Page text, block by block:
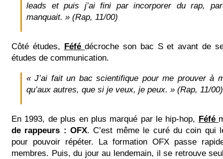
leads et puis j’ai fini par incorporer du rap,
manquait. » (Rap, 11/00)
Côté études, Féfédécroche son bac S et avant de
études de communication.
« J’ai fait un bac scientifique pour me prouver à
qu’aux autres, que si je veux, je peux. » (Rap, 11/00)
En 1993, de plus en plus marqué par le hip-hop, Féfé
de rappeurs : OFX. C’est même le curé du coin qui
pour pouvoir répéter. La formation OFX passe
membres. Puis, du jour au lendemain, il se retrouve